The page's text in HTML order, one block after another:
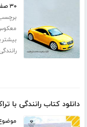
۳۰ صفحه
دانلود کتاب رانندگی با